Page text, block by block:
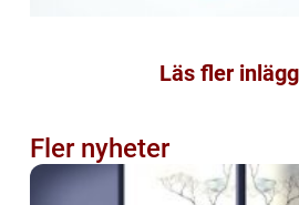
Läs fler
Fler nyheter